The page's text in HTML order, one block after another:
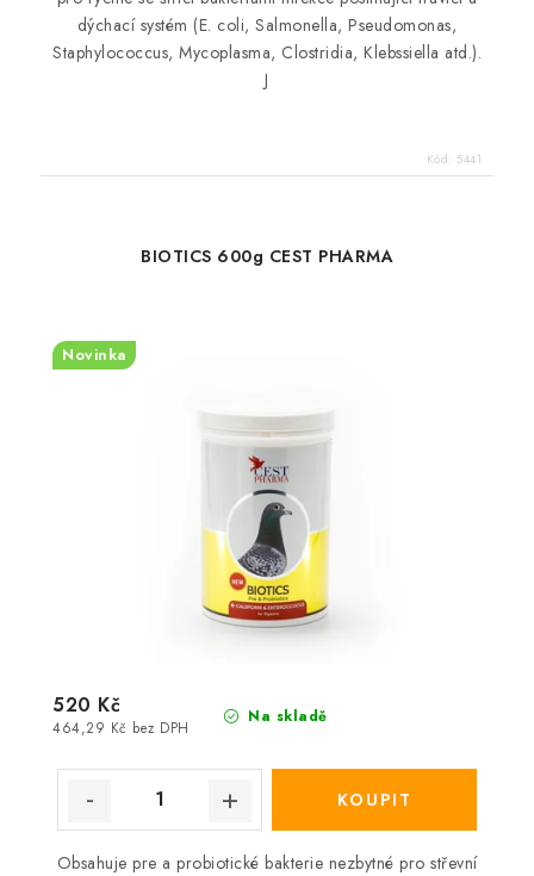
dýchací systém (E. coli, Salmonella, Pseudomonas,
Staphylococcus, Mycoplasma, Clostridia, Klebssiella atd.).
J
Kód: 5441
BIOTICS 600g CEST PHARMA
Novinka
Na skladě
464,29 Kč bez DPH
520 Kč
Obsahuje pre a probiotické bakterie nezbytné pro střevní